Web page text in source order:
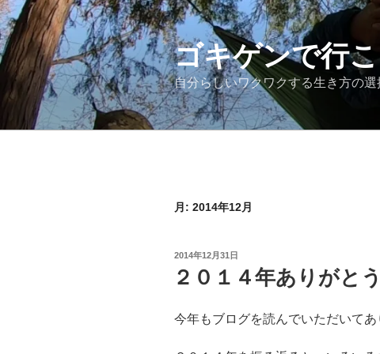
コ
ン
テ
ン
へ
ゴキゲンで行
自分らしいワクワクする生き方の選
月: 2014年12月
投
日:
2014年12月31日
２０１４年ありがと
今年もブログを読んでいただいてあ